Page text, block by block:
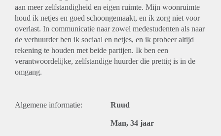
aan meer zelfstandigheid en eigen ruimte. Mijn woonruimte
houd ik netjes en goed schoongemaakt, en ik zorg niet voor
overlast. In communicatie naar zowel medestudenten als naar
de verhuurder ben ik sociaal en netjes, en ik probeer altijd
rekening te houden met beide partijen. Ik ben een
verantwoordelijke, zelfstandige huurder die prettig is in de
omgang.
Algemene informatie: Ruud
Man, 34 jaar